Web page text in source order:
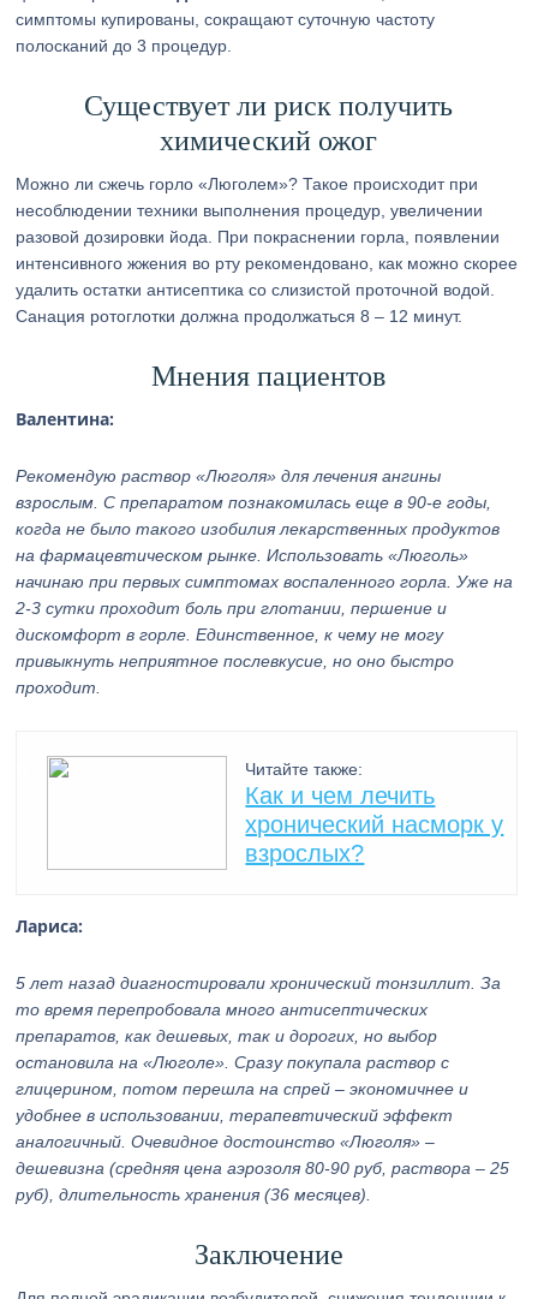
симптомы купированы, сокращают суточную частоту
полосканий до 3 процедур.
Существует ли риск получить
химический ожог
Можно ли сжечь горло «Люголем»? Такое происходит при
несоблюдении техники выполнения процедур, увеличении
разовой дозировки йода. При покраснении горла, появлении
интенсивного жжения во рту рекомендовано, как можно скорее
удалить остатки антисептика со слизистой проточной водой.
Санация ротоглотки должна продолжаться 8 – 12 минут.
Мнения пациентов
Валентина:
Рекомендую раствор «Люголя» для лечения ангины
взрослым. С препаратом познакомилась еще в 90-е годы,
когда не было такого изобилия лекарственных продуктов
на фармацевтическом рынке. Использовать «Люголь»
начинаю при первых симптомах воспаленного горла. Уже на
2-3 сутки проходит боль при глотании, першение и
дискомфорт в горле. Единственное, к чему не могу
привыкнуть неприятное послевкусие, но оно быстро
проходит.
Читайте также:
Как и чем лечить
хронический насморк у
взрослых?
Лариса:
5 лет назад диагностировали хронический тонзиллит. За
то время перепробовала много антисептических
препаратов, как дешевых, так и дорогих, но выбор
остановила на «Люголе». Сразу покупала раствор с
глицерином, потом перешла на спрей – экономичнее и
удобнее в использовании, терапевтический эффект
аналогичный. Очевидное достоинство «Люголя» –
дешевизна (средняя цена аэрозоля 80-90 руб, раствора – 25
руб), длительность хранения (36 месяцев).
Заключение